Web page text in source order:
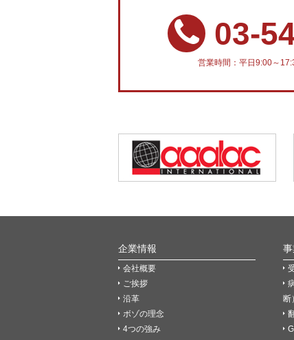
03-
営業時間：平日9:00～
企業情報
会社概要
ご挨拶
沿革
ボゾの理念
4つの強み
断）